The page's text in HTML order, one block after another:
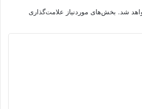
شد. بخش‌های موردنیاز علامت‌گذاری